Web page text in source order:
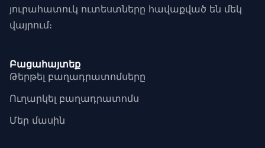
յուրահատուկ ուտեստները հավաքված են մեկ
վայրում։
Բացահայտեք
Թերթել բաղադրատոմսերը
Ուղարկել բաղադրատոմս
Մեր մասին